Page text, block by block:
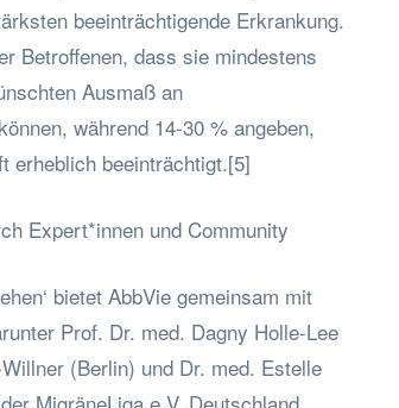
beeinträchtigende Erkrankung.
Betroffenen, dass sie mindestens
Ausmaß an
während 14-30 % angeben,
erheblich beeinträchtigt.[5]
Expert*innen und Community
bietet AbbVie gemeinsam mit
Prof. Dr. med. Dagny Holle-Lee
(Berlin) und Dr. med. Estelle